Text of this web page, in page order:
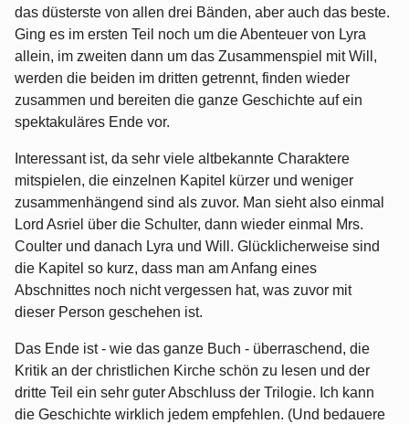
das düsterste von allen drei Bänden, aber auch das beste.
Ging es im ersten Teil noch um die Abenteuer von Lyra
allein, im zweiten dann um das Zusammenspiel mit Will,
werden die beiden im dritten getrennt, finden wieder
zusammen und bereiten die ganze Geschichte auf ein
spektakuläres Ende vor.
Interessant ist, da sehr viele altbekannte Charaktere
mitspielen, die einzelnen Kapitel kürzer und weniger
zusammenhängend sind als zuvor. Man sieht also einmal
Lord Asriel über die Schulter, dann wieder einmal Mrs.
Coulter und danach Lyra und Will. Glücklicherweise sind
die Kapitel so kurz, dass man am Anfang eines
Abschnittes noch nicht vergessen hat, was zuvor mit
dieser Person geschehen ist.
Das Ende ist - wie das ganze Buch - überraschend, die
Kritik an der christlichen Kirche schön zu lesen und der
dritte Teil ein sehr guter Abschluss der Trilogie. Ich kann
die Geschichte wirklich jedem empfehlen. (Und bedauere